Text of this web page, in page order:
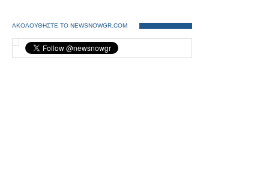
ΑΚΟΛΟΥΘΗΣΤΕ ΤΟ NEWSNOWGR.COM